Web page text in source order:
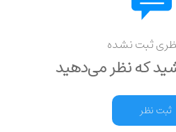
ثبت نشده
که نظر می‌دهید
ثبت نظر